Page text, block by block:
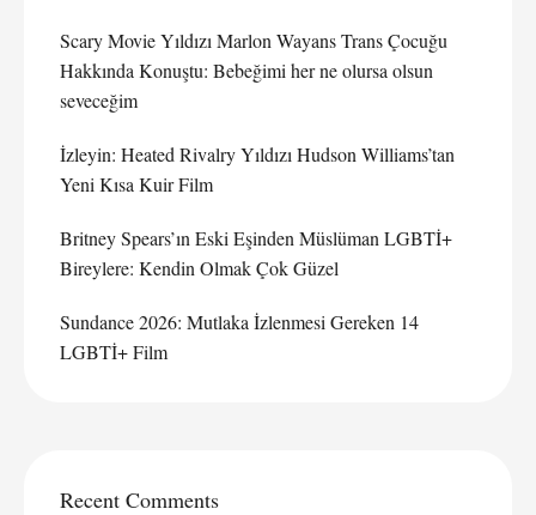
Scary Movie Yıldızı Marlon Wayans Trans Çocuğu
Hakkında Konuştu: Bebeğimi her ne olursa olsun
seveceğim
İzleyin: Heated Rivalry Yıldızı Hudson Williams’tan
Yeni Kısa Kuir Film
Britney Spears’ın Eski Eşinden Müslüman LGBTİ+
Bireylere: Kendin Olmak Çok Güzel
Sundance 2026: Mutlaka İzlenmesi Gereken 14
LGBTİ+ Film
Recent Comments